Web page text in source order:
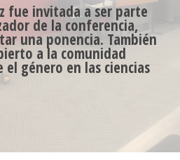
fue invitada a ser parte
de la conferencia,
una ponencia. También
a la comunidad
género en las ciencias